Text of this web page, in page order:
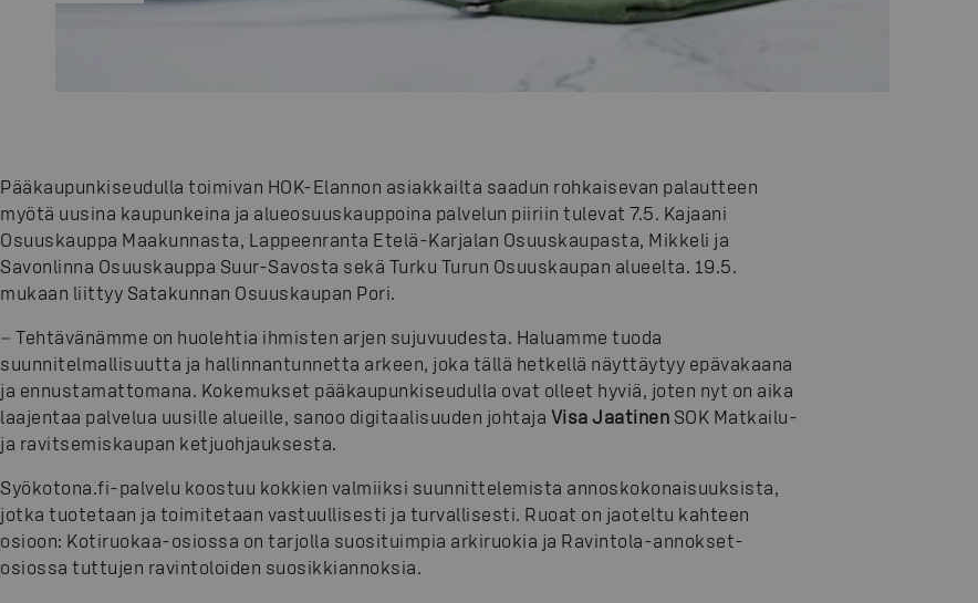
Pääkaupunkiseudulla toimivan HOK-Elannon asiakkailta saadun rohkaisevan palautteen
myötä uusina kaupunkeina ja alueosuuskauppoina palvelun piiriin tulevat 7.5. Kajaani
Osuuskauppa Maakunnasta, Lappeenranta Etelä-Karjalan Osuuskaupasta, Mikkeli ja
Savonlinna Osuuskauppa Suur-Savosta sekä Turku Turun Osuuskaupan alueelta. 19.5.
mukaan liittyy Satakunnan Osuuskaupan Pori.
− Tehtävänämme on huolehtia ihmisten arjen sujuvuudesta. Haluamme tuoda
suunnitelmallisuutta ja hallinnantunnetta arkeen, joka tällä hetkellä näyttäytyy epävakaana
ja ennustamattomana. Kokemukset pääkaupunkiseudulla ovat olleet hyviä, joten nyt on aika
laajentaa palvelua uusille alueille, sanoo digitaalisuuden johtaja Visa Jaatinen SOK Matkailu-
ja ravitsemiskaupan ketjuohjauksesta.
Syökotona.fi-palvelu koostuu kokkien valmiiksi suunnittelemista annoskokonaisuuksista,
jotka tuotetaan ja toimitetaan vastuullisesti ja turvallisesti. Ruoat on jaoteltu kahteen
osioon: Kotiruokaa-osiossa on tarjolla suosituimpia arkiruokia ja Ravintola-annokset-
osiossa tuttujen ravintoloiden suosikkiannoksia.